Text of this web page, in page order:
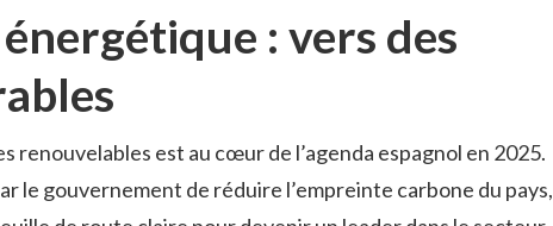
: vers des
renouvelables est au cœur de l’agenda espagnol en 2025.
le gouvernement de réduire l’empreinte carbone du pays,